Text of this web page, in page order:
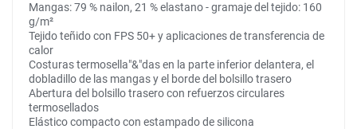
Mangas: 79 % nailon, 21 % elastano - gramaje del tejido: 160
g/m²
Tejido teñido con FPS 50+ y aplicaciones de transferencia de
calor
Costuras termosella"&"das en la parte inferior delantera, el
dobladillo de las mangas y el borde del bolsillo trasero
Abertura del bolsillo trasero con refuerzos circulares
termosellados
Elástico compacto con estampado de silicona